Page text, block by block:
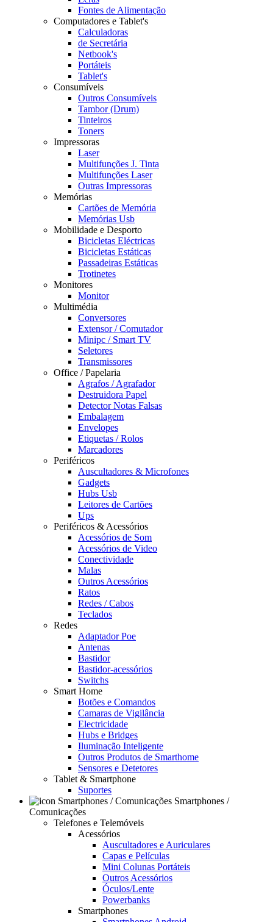
Fontes de Alimentação
Computadores e Tablet's
Calculadoras
de Secretária
Netbook's
Portáteis
Tablet's
Consumíveis
Outros Consumíveis
Tambor (Drum)
Tinteiros
Toners
Impressoras
Laser
Multifunções J. Tinta
Multifunções Laser
Outras Impressoras
Memórias
Cartões de Memória
Memórias Usb
Mobilidade e Desporto
Bicicletas Eléctricas
Bicicletas Estáticas
Passadeiras Estáticas
Trotinetes
Monitores
Monitor
Multimédia
Conversores
Extensor / Comutador
Minipc / Smart TV
Seletores
Transmissores
Office / Papelaria
Agrafos / Agrafador
Destruidora Papel
Detector Notas Falsas
Embalagem
Envelopes
Etiquetas / Rolos
Marcadores
Periféricos
Auscultadores & Microfones
Gadgets
Hubs Usb
Leitores de Cartões
Ups
Periféricos & Acessórios
Acessórios de Som
Acessórios de Video
Conectividade
Malas
Outros Acessórios
Ratos
Redes / Cabos
Teclados
Redes
Adaptador Poe
Antenas
Bastidor
Bastidor-acessórios
Switchs
Smart Home
Botões e Comandos
Camaras de Vigilância
Electricidade
Hubs e Bridges
Iluminação Inteligente
Outros Produtos de Smarthome
Sensores e Detetores
Tablet & Smartphone
Suportes
Smartphones /
Comunicações
Telefones e Telemóveis
Acessórios
Auscultadores e Auriculares
Capas e Películas
Mini Colunas Portáteis
Outros Acessórios
Óculos/Lente
Powerbanks
Smartphones